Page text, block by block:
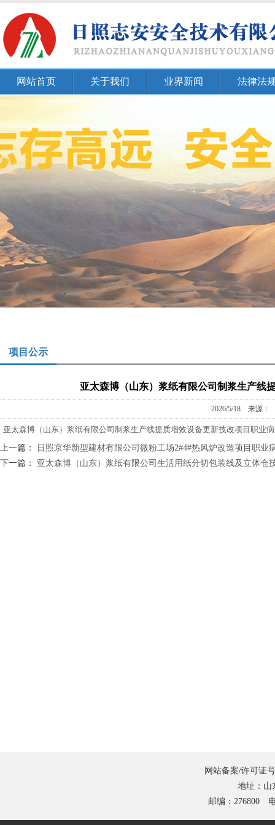
网站首页 关于我们 业界新闻 法律法
项目公示
亚太森博（山东）浆纸有限公司制浆生产线
2026/5/18 来源：
亚太森博（山东）浆纸有限公司制浆生产线提质增效设备更新技改项目职业
上一篇：
日照京华新型建材有限公司微粉工场2#4#热风炉改造项目职业
下一篇： 亚太森博（山东）浆纸有限公司生活用纸分切包装线及立体仓
网站备案/许可证
地址：山
邮编：276800